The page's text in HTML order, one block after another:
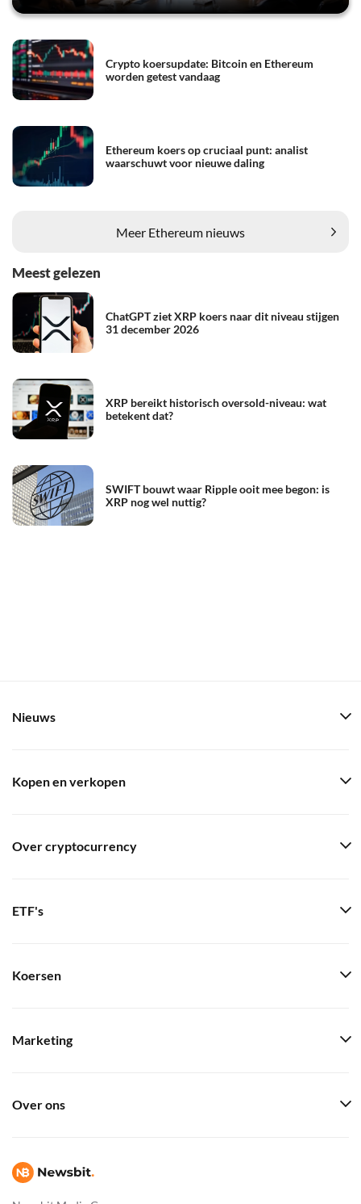
Crypto koersupdate: Bitcoin en Ethereum
worden getest vandaag
Ethereum koers op cruciaal punt: analist
waarschuwt voor nieuwe daling
Meer Ethereum nieuws
Meest gelezen
ChatGPT ziet XRP koers naar dit niveau stijgen
31 december 2026
XRP bereikt historisch oversold-niveau: wat
betekent dat?
SWIFT bouwt waar Ripple ooit mee begon: is
XRP nog wel nuttig?
Nieuws
Kopen en verkopen
Over cryptocurrency
ETF's
Koersen
Marketing
Over ons